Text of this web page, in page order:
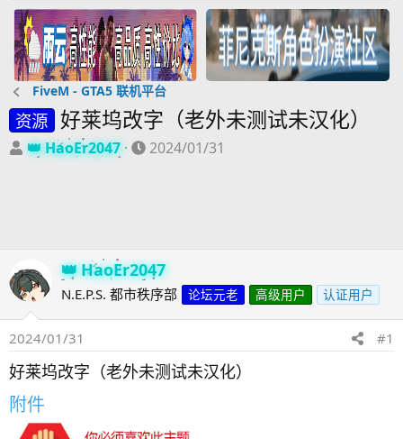
FiveM - GTA5 联机平台
资源 好莱坞改字（老外未测试未汉化）
主 HaoEr2047
开
2024/01/31
HaoEr2047
N.E.P.S. 都市秩序部 论坛元老 高级用户 认证用户
2024/01/31 #1
好莱坞改字（老外未测试未汉化）
附件